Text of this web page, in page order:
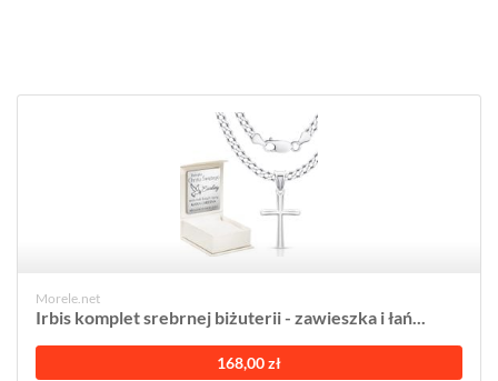
Morele.net
Irbis komplet srebrnej biżuterii - zawieszka i łań...
168,00 zł